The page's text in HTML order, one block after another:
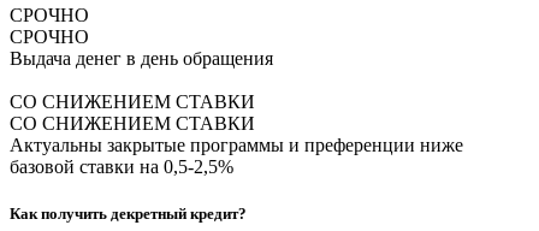
СРОЧНО
СРОЧНО
Выдача денег в день обращения
СО СНИЖЕНИЕМ СТАВКИ
СО СНИЖЕНИЕМ СТАВКИ
Актуальны закрытые программы и преференции ниже
базовой ставки на 0,5-2,5%
Как получить декретный кредит?